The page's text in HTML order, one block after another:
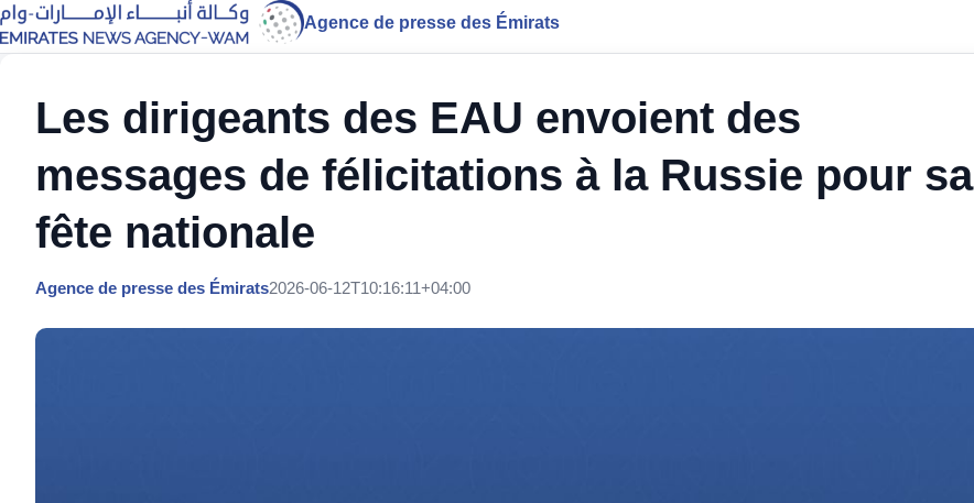
Agence de presse des Émirats
Les dirigeants des EAU envoient des
messages de félicitations à la Russie pour sa
fête nationale
Agence de presse des Émirats2026-06-12T10:16:11+04:00